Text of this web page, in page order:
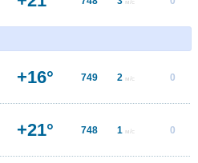
+16° 749 2 м/с 0
+21° 748 1 м/с 0